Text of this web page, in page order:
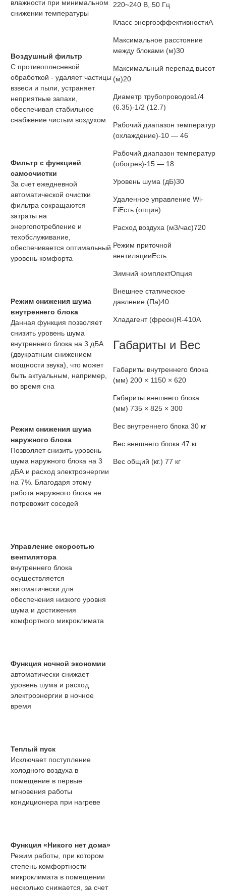
влажности при минимальном
снижении температуры
Воздушный фильтр
С противоплесневой
обработкой - удаляет частицы
взвеси и пыли, устраняет
неприятные запахи,
обеспечивая стабильное
снабжение чистым воздухом
Фильтр с функцией
самоочистки
За счет ежедневной
автоматической очистки
фильтра сокращаются
затраты на
энергопотребление и
техобслуживание,
обеспечивается оптимальный
уровень комфорта
Режим снижения шума
внутреннего блока
Данная функция позволяет
снизить уровень шума
внутреннего блока на 3 дБА
(двукратным снижением
мощности звука), что может
быть актуальным, например,
во время сна
Режим снижения шума
наружного блока
Позволяет снизить уровень
шума наружного блока на 3
дБА и расход электроэнергии
на 7%. Благодаря этому
работа наружного блока не
потревожит соседей
Управление скоростью
вентилятора
внутреннего блока
осуществляется
автоматически для
обеспечения низкого уровня
шума и достижения
комфортного микроклимата
Функция ночной экономии
автоматически снижает
уровень шума и расход
электроэнергии в ночное
время
Теплый пуск
Исключает поступление
холодного воздуха в
помещение в первые
мгновения работы
кондиционера при нагреве
Функция «Никого нет дома»
Режим работы, при котором
степень комфортности
микроклимата в помещении
несколько снижается, за счет
220~240 В, 50 Гц
Класс энергоэффективностиA
Максимальное расстояние
между блоками (м)30
Максимальный перепад высот
(м)20
Диаметр трубопроводов1/4
(6.35)-1/2 (12.7)
Рабочий диапазон температур
(охлаждение)-10 — 46
Рабочий диапазон температур
(обогрев)-15 — 18
Уровень шума (дБ)30
Удаленное управление Wi-
FiЕсть (опция)
Расход воздуха (м3/час)720
Режим приточной
вентиляцииЕсть
Зимний комплектОпция
Внешнее статическое
давление (Па)40
Хладагент (фреон)R-410A
Габариты и Вес
Габариты внутреннего блока
(мм) 200 × 1150 × 620
Габариты внешнего блока
(мм) 735 × 825 × 300
Вес внутреннего блока 30 кг
Вес внешнего блока 47 кг
Вес общий (кг.) 77 кг